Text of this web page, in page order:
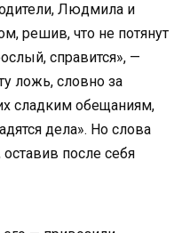
Людмила и
решив, что не потянут
справится», —
ложь, словно за
сладким обещаниям,
дела». Но слова
оставив после себя